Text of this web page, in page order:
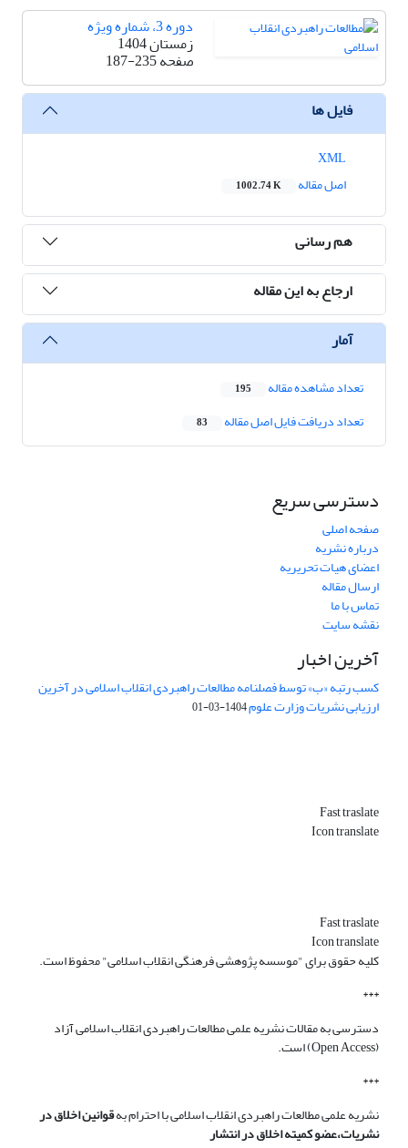
دوره 3، شماره ویژه
زمستان 1404
صفحه187-235
فایل ها
اصل مقاله
1002.74 K
هم رسانی
ارجاع به این مقاله
آمار
تعداد مشاهده مقاله 195
تعداد دریافت فایل اصل مقاله 83
دسترسی سریع
صفحه اصلی
درباره نشریه
اعضای هیات تحریریه
ارسال مقاله
تماس با ما
نقشه سایت
آخرین اخبار
کسب رتبه «ب» توسط فصلنامه مطالعات راهبردی انقلاب اسلامی در آخرین
ارزیابی نشریات وزارت علوم1404-03-01
Fast traslate
Icon translate
Fast traslate
Icon translate
کلیه حقوق برای "موسسه پژوهشی فرهنگی انقلاب اسلامی" محفوظ است.
***
دسترسی به مقالات نشریه علمی مطالعات راهبردی انقلاب اسلامی آزاد
(Open Access) است.
***
نشریه علمی مطالعات راهبردی انقلاب اسلامی با احترام بهقوانین اخلاق در
نشریات،عضو کمیته اخلاق در انتشار